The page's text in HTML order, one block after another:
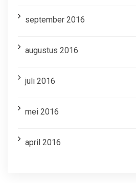
september 2016
augustus 2016
juli 2016
mei 2016
april 2016